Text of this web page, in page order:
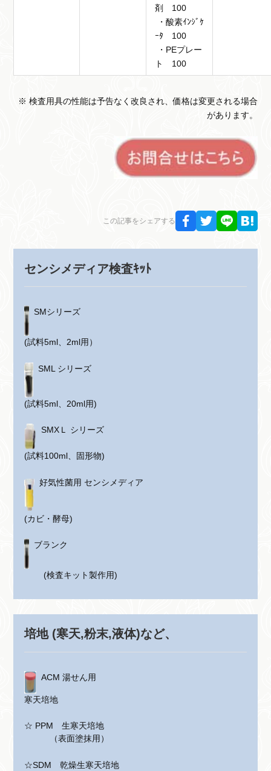
剤 100
・酸素ｲﾝｼﾞｹ
ｰﾀ 100
・PEプレー
ト 100
※ 検査用具の性能は予告なく改良され、価格は変更される場合
があります。
この記事をシェアする
センシメディア検査ｷｯﾄ
SMシリーズ
(試料5ml、2ml用）
SML シリーズ
(試料5ml、20ml用)
SMXＬ シリーズ
(試料100ml、固形物)
好気性菌用 センシメディア
(カビ・酵母)
ブランク
(検査キット製作用)
培地 (寒天,粉末,液体)など、
ACM 湯せん用
寒天培地
☆ PPM 生寒天培地
（表面塗抹用）
☆SDM 乾燥生寒天培地